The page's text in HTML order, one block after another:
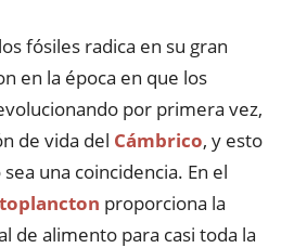
fósiles radica en su gran
en la época en que los
por primera vez,
de vida del Cámbrico, y esto
una coincidencia. En el
proporciona la
de alimento para casi toda la